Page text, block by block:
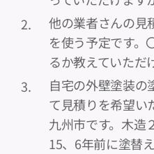
他の業者さんの見
を使う予定です。
るか教えていただ
自宅の外壁塗装の
て見積りを希望い
九州市です。木造
15、6年前に塗替